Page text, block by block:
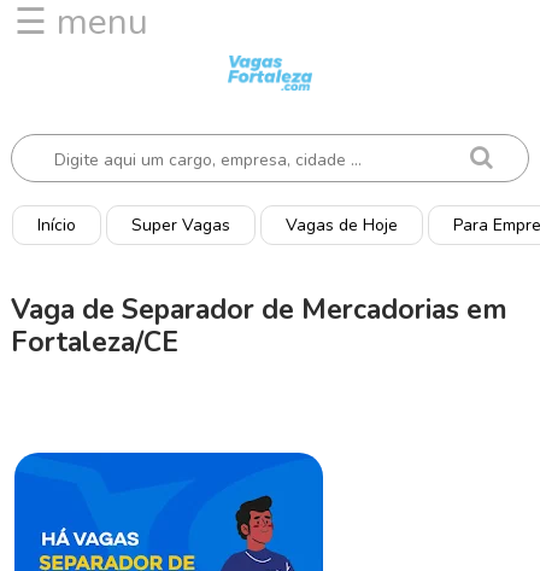
☰ menu
í
c
i
o
a
g
a
H
e
Início Super Vagas Vagas de Hoje Para
Vaga de Separador de Mercadorias em
Fortaleza/CE